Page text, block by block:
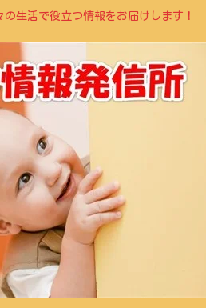
生活で役立つ情報をお届けします！